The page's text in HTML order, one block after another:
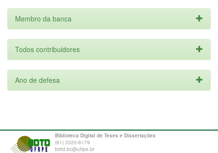
Membro da banca
Todos contribuidores
Ano de defesa
Biblioteca Digital de Teses e Dissertações
(81) 3320-6179
bdtd.bc@ufrpe.br